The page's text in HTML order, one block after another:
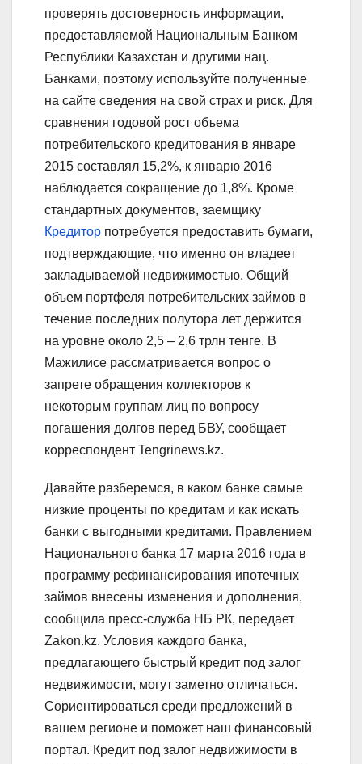
проверять достоверность информации,
предоставляемой Национальным Банком
Республики Казахстан и другими нац.
Банками, поэтому используйте полученные
на сайте сведения на свой страх и риск. Для
сравнения годовой рост объема
потребительского кредитования в январе
2015 составлял 15,2%, к январю 2016
наблюдается сокращение до 1,8%. Кроме
стандартных документов, заемщику
Кредитор потребуется предоставить бумаги,
подтверждающие, что именно он владеет
закладываемой недвижимостью. Общий
объем портфеля потребительских займов в
течение последних полутора лет держится
на уровне около 2,5 – 2,6 трлн тенге. В
Мажилисе рассматривается вопрос о
запрете обращения коллекторов к
некоторым группам лиц по вопросу
погашения долгов перед БВУ, сообщает
корреспондент Tengrinews.kz.
Давайте разберемся, в каком банке самые
низкие проценты по кредитам и как искать
банки с выгодными кредитами. Правлением
Национального банка 17 марта 2016 года в
программу рефинансирования ипотечных
займов внесены изменения и дополнения,
сообщила пресс-служба НБ РК, передает
Zakon.kz. Условия каждого банка,
предлагающего быстрый кредит под залог
недвижимости, могут заметно отличаться.
Сориентироваться среди предложений в
вашем регионе и поможет наш финансовый
портал. Кредит под залог недвижимости в